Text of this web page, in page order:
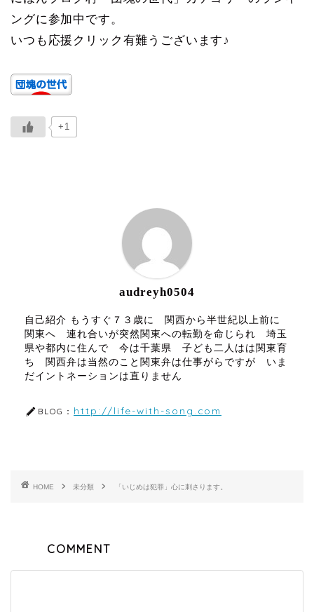
ングに参加中です。
いつも応援クリック有難うございます♪
+1
audreyh0504
自己紹介 もうすぐ７３歳に 関西から半世紀以上前に
関東へ 連れ合いが突然関東への転勤を命じられ 埼玉
県や都内に住んで 今は千葉県 子ども二人はは関東育
ち 関西弁は当然のこと関東弁は仕事がらですが いま
だイントネーションは直りません
BLOG： http://life-with-song.com
HOME 未分類 「いじめは犯罪」心に刺さります。
COMMENT